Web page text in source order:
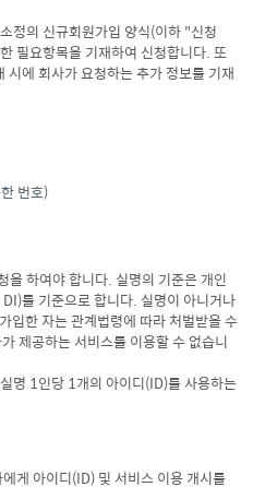
정의 신규회원가입 양식(이하 "신청
필요항목을 기재하여 신청합니다. 또
시에 회사가 요청하는 추가 정보를 기재
번호)
하여야 합니다. 실명의 기준은 개인
를 기준으로 합니다. 실명이 아니거나
입한 자는 관계법령에 따라 처벌받을 수
제공하는 서비스를 이용할 수 없습니
명 1인당 1개의 아이디(ID)를 사용하는
게 아이디(ID) 및 서비스 이용 개시를